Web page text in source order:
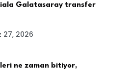
Galatasaray transfer
27, 2026
ne zaman bitiyor,